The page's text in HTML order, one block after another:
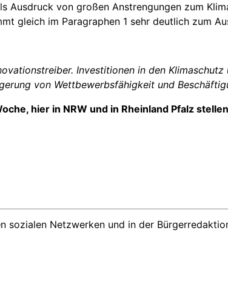
Ausdruck von großen Anstrengungen zum
gleich im Paragraphen 1 sehr deutlich zum
Investitionen in den
von Wettbewerbsfähigkeit und
hier in NRW und in Rheinland Pfalz
sozialen Netzwerken und in der